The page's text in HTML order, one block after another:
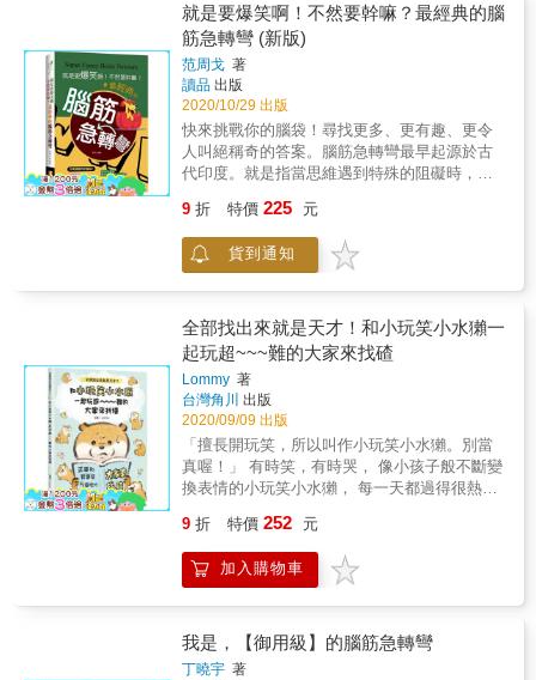
和解題思路，讓讀者知其然，更知其所以然。
& 本書利用最符合腦科學的訓練方式，能激發
大腦潛能，開啟腦中沉睡區塊，讓你想得比別
人快、看得比別人準、說得比別人順，不論是
正處於面試期的職場新鮮人，或是就學中的青
年學子們，都能輕鬆閱讀，更適合親子共讀，
由父母帶著孩子們共同探討、思索問題，在解
題中找到樂趣和知識。 & ★103道多元智能測
察力，保持大腦靈活度，練習在短時間內掌握
核心要點。 ★96道邏輯推理測驗題 提升視覺空
間能力，對於圖形的角度、位置、方位等有更
理解能力，並懂得有步驟、有層次地思考問
題，透過層層推理，以合理簡潔的思路剖析謎
團，找到答案。 & 本書特色 & ★★題型多樣，
由淺入深★★ 多種題型，開發記憶力、數理
力、創造力、聯想力、觀察力、解題力等六大
能力，腦力激盪，全方位升級大腦潛能。 &
★★圖文並茂，越猜越聰明★★ 圖片搭配文
字，從圖解文、以文找圖，強化圖形掌控力和
文字理解力。 & ★★答案詳解，思路引導★★
每道測驗先提供答案，再寫出解題思路，讓讀
就是要爆笑啊！不然要幹嘛？最經典的腦
筋急轉彎 (新版)
范周戈 著
讀品 出版
2020/10/29 出版
快來挑戰你的腦袋！尋找更多、更有趣、更令
人叫絕稱奇的答案。腦筋急轉彎最早起源於古
代印度。就是指當思維遇到特殊的阻礙時，另
Twisters part1超爆笑！超KUSO！顛覆你的想
像part2挑戰你的腦袋，答案永遠讓你猜不透
par3 輕鬆一下！史上最強腦筋急轉彎！par4極
的智力問答題!快來看看你的腦袋有多ㄎㄧㄤ!
9 折 特價 225 元
貨到通知
全部找出來就是天才！和小玩笑小水獺一
起玩超~~~難的大家來找碴
Lommy 著
台灣角川 出版
2020/09/09 出版
「擅長開玩笑，所以叫作小玩笑小水獺。別當
真喔！」 有時笑，有時哭， 像小孩子般不斷變
換表情的小玩笑小水獺， 每一天都過得很熱
大家來找碴」遊戲， 陪讀者一起玩。 希望大家
能用力找喔！ ★Twitter上超受歡迎的裝傻角色
&hearts; ★超人氣LINE貼圖
9 折 特價 252 元
加入購物車
我是，【御用級】的腦筋急轉彎
丁曉宇 著